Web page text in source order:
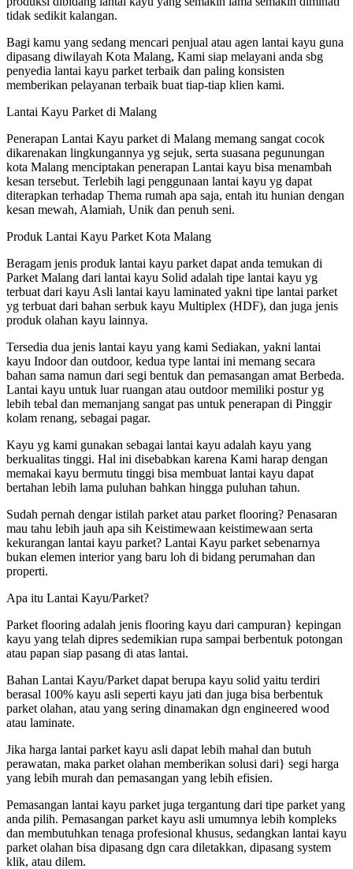
tidak sedikit kalangan.
Bagi kamu yang sedang mencari penjual atau agen lantai kayu guna
dipasang diwilayah Kota Malang, Kami siap melayani anda sbg
penyedia lantai kayu parket terbaik dan paling konsisten
memberikan pelayanan terbaik buat tiap-tiap klien kami.
Lantai Kayu Parket di Malang
Penerapan Lantai Kayu parket di Malang memang sangat cocok
dikarenakan lingkungannya yg sejuk, serta suasana pegunungan
kota Malang menciptakan penerapan Lantai kayu bisa menambah
kesan tersebut. Terlebih lagi penggunaan lantai kayu yg dapat
diterapkan terhadap Thema rumah apa saja, entah itu hunian dengan
kesan mewah, Alamiah, Unik dan penuh seni.
Produk Lantai Kayu Parket Kota Malang
Beragam jenis produk lantai kayu parket dapat anda temukan di
Parket Malang dari lantai kayu Solid adalah tipe lantai kayu yg
terbuat dari kayu Asli lantai kayu laminated yakni tipe lantai parket
yg terbuat dari bahan serbuk kayu Multiplex (HDF), dan juga jenis
produk olahan kayu lainnya.
Tersedia dua jenis lantai kayu yang kami Sediakan, yakni lantai
kayu Indoor dan outdoor, kedua type lantai ini memang secara
bahan sama namun dari segi bentuk dan pemasangan amat Berbeda.
Lantai kayu untuk luar ruangan atau outdoor memiliki postur yg
lebih tebal dan memanjang sangat pas untuk penerapan di Pinggir
kolam renang, sebagai pagar.
Kayu yg kami gunakan sebagai lantai kayu adalah kayu yang
berkualitas tinggi. Hal ini disebabkan karena Kami harap dengan
memakai kayu bermutu tinggi bisa membuat lantai kayu dapat
bertahan lebih lama puluhan bahkan hingga puluhan tahun.
Sudah pernah dengar istilah parket atau parket flooring? Penasaran
mau tahu lebih jauh apa sih Keistimewaan keistimewaan serta
kekurangan lantai kayu parket? Lantai Kayu parket sebenarnya
bukan elemen interior yang baru loh di bidang perumahan dan
properti.
Apa itu Lantai Kayu/Parket?
Parket flooring adalah jenis flooring kayu dari campuran} kepingan
kayu yang telah dipres sedemikian rupa sampai berbentuk potongan
atau papan siap pasang di atas lantai.
Bahan Lantai Kayu/Parket dapat berupa kayu solid yaitu terdiri
berasal 100% kayu asli seperti kayu jati dan juga bisa berbentuk
parket olahan, atau yang sering dinamakan dgn engineered wood
atau laminate.
Jika harga lantai parket kayu asli dapat lebih mahal dan butuh
perawatan, maka parket olahan memberikan solusi dari} segi harga
yang lebih murah dan pemasangan yang lebih efisien.
Pemasangan lantai kayu parket juga tergantung dari tipe parket yang
anda pilih. Pemasangan parket kayu asli umumnya lebih kompleks
dan membutuhkan tenaga profesional khusus, sedangkan lantai kayu
parket olahan bisa dipasang dgn cara diletakkan, dipasang system
klik, atau dilem.